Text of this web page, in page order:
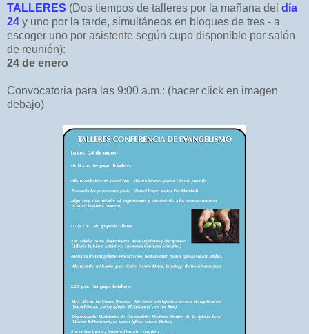
TALLERES (Dos tiempos de talleres por la mañana del día
24 y uno por la tarde, simultáneos en bloques de tres - a
escoger uno por asistente según cupo disponible por salón
de reunión):
24 de enero
Convocatoria para las 9:00 a.m.: (hacer click en imagen
debajo)